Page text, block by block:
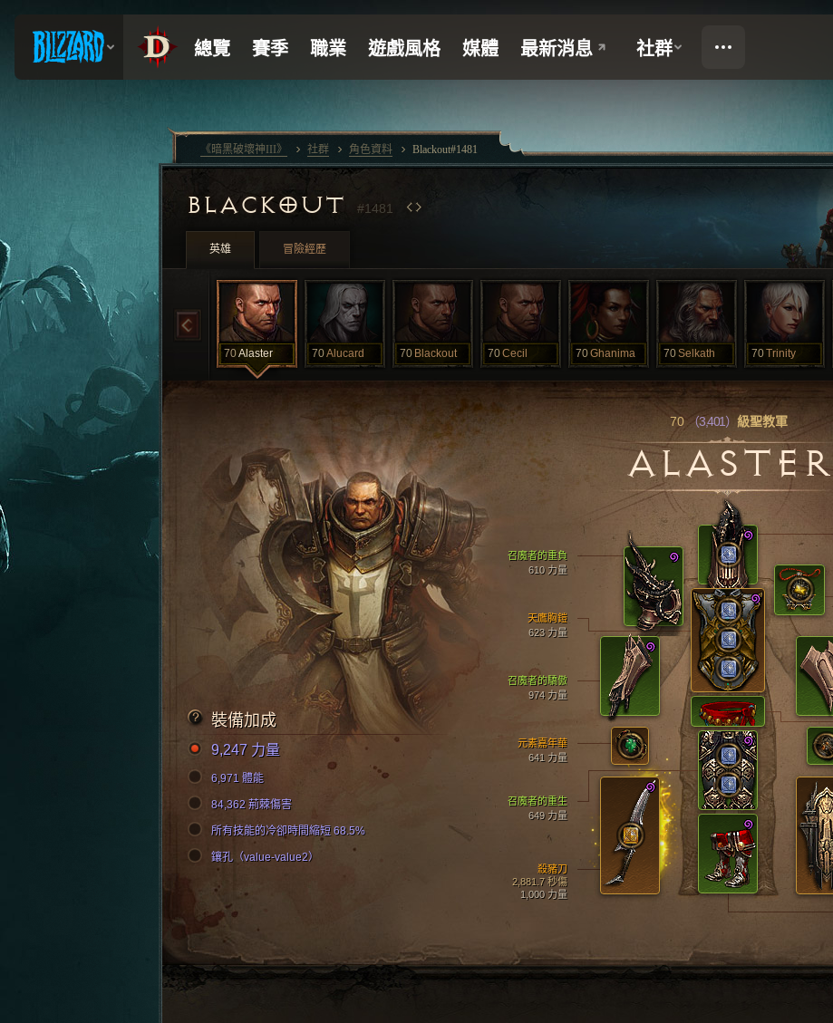
BLACKOUT #1481
英雄 冒險經歷
70Alaster 70Alucard 70 Blackout 70Cecil 70Ghanima 70Selkath 70Trinity
70 （3,401） 級聖教軍
ALASTER
天鷹胸鎧
623 力量
召魔者的驕傲
974 力量
召魔者的重負
610 力量
召魔者的重生
649 力量
殺豬刀
2,881.7 秒傷
1,000 力量
元素嘉年華
641 力量
裝備加成
9,247 力量
6,971 體能
84,362 荊棘傷害
所有技能的冷卻時間縮短 68.5%
鑲孔（value-value2）
《暗黑破壞神III》 社群 角色資料 Blackout#1481